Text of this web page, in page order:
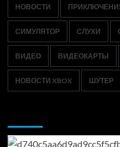
НОВОСТИ
СИМУЛЯТОР СЛУХИ
ВИДЕО ВИДЕОКАРТЫ
НОВОСТИ XBOX ШУТЕР